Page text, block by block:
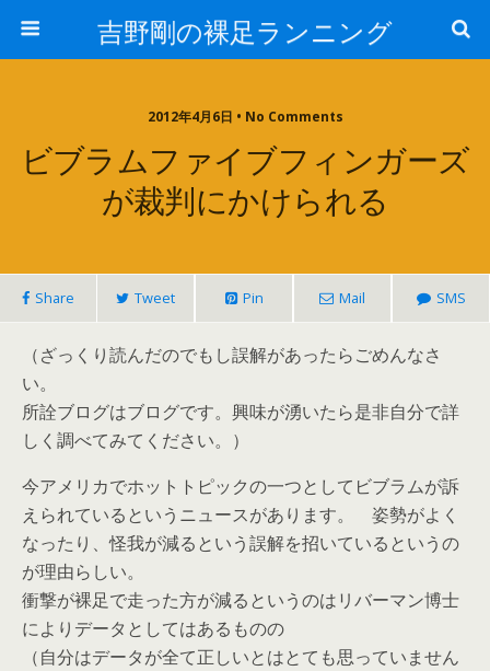
吉野剛の裸足ランニング
2012年4月6日 • No Comments
ビブラムファイブフィンガーズ
が裁判にかけられる
Share Tweet Pin Mail SMS
（ざっくり読んだのでもし誤解があったらごめんなさ
い。
所詮ブログはブログです。興味が湧いたら是非自分で詳
しく調べてみてください。）
今アメリカでホットトピックの一つとしてビブラムが訴
えられているというニュースがあります。 姿勢がよく
なったり、怪我が減るという誤解を招いているというの
が理由らしい。
衝撃が裸足で走った方が減るというのはリバーマン博士
によりデータとしてはあるものの
（自分はデータが全て正しいとはとても思っていません